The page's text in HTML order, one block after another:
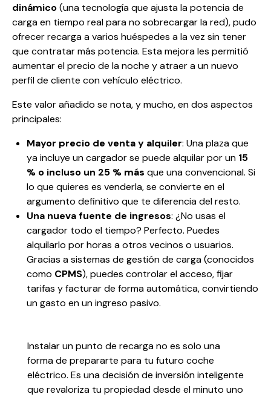
dinámico(una tecnología que ajusta la potencia de
carga en tiempo real para no sobrecargar la red), pudo
ofrecer recarga a varios huéspedes a la vez sin tener
que contratar más potencia. Esta mejora les permitió
aumentar el precio de la noche y atraer a un nuevo
perfil de cliente con vehículo eléctrico.
Este valor añadido se nota, y mucho, en dos aspectos
principales:
Mayor precio de venta y alquiler: Una plaza que
ya incluye un cargador se puede alquilar por un 15
% o incluso un 25 % más que una convencional. Si
lo que quieres es venderla, se convierte en el
argumento definitivo que te diferencia del resto.
Una nueva fuente de ingresos: ¿No usas el
cargador todo el tiempo? Perfecto. Puedes
alquilarlo por horas a otros vecinos o usuarios.
Gracias a sistemas de gestión de carga (conocidos
como CPMS), puedes controlar el acceso, fijar
tarifas y facturar de forma automática, convirtiendo
un gasto en un ingreso pasivo.
Instalar un punto de recarga no es solo una
forma de prepararte para tu futuro coche
eléctrico. Es una decisión de inversión inteligente
que revaloriza tu propiedad desde el minuto uno